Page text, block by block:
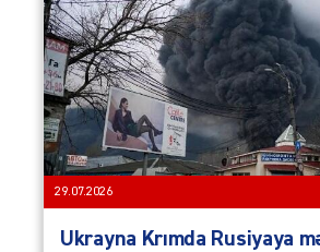
29.07.2026
Ukrayna Krımda Rusiyaya